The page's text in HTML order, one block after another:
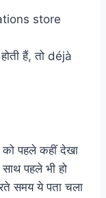
store
हैं, तो déjà
पहले कहीं देखा
पहले भी हो
समय ये पता चला